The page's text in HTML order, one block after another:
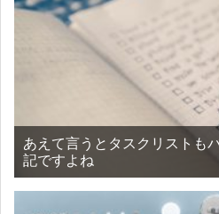
あえて言うとタスクリストも
記ですよね